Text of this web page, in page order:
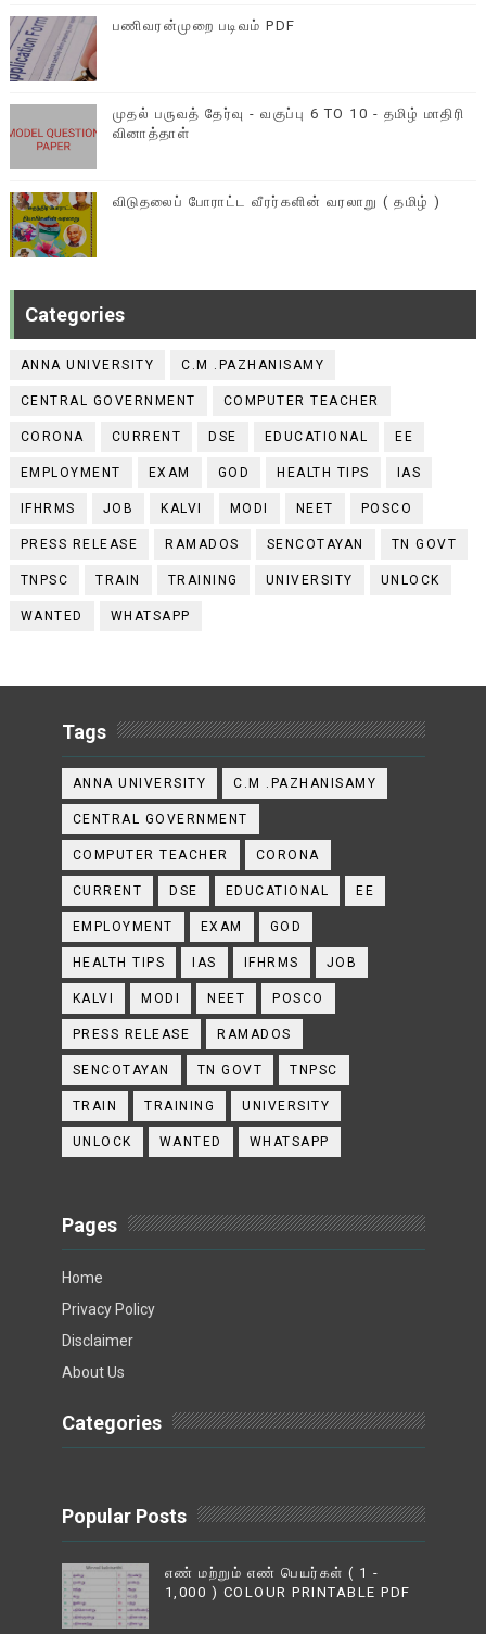
பணிவரன்முறை படிவம் PDF
முதல் பருவத் தேர்வு - வகுப்பு 6 TO 10 - தமிழ் மாதிரி
வினாத்தாள்
விடுதலைப் போராட்ட வீரர்களின் வரலாறு ( தமிழ் )
Categories
ANNA UNIVERSITY C.M .PAZHANISAMY
CENTRAL GOVERNMENT COMPUTER TEACHER
CORONA CURRENT DSE EDUCATIONAL EE
EMPLOYMENT EXAM GOD HEALTH TIPS IAS
IFHRMS JOB KALVI MODI NEET POSCO
PRESS RELEASE RAMADOS SENCOTAYAN TN GOVT
TNPSC TRAIN TRAINING UNIVERSITY UNLOCK
WANTED WHATSAPP
Tags
ANNA UNIVERSITY C.M .PAZHANISAMY
CENTRAL GOVERNMENT
COMPUTER TEACHER CORONA
CURRENT DSE EDUCATIONAL EE
EMPLOYMENT EXAM GOD
HEALTH TIPS IAS IFHRMS JOB
KALVI MODI NEET POSCO
PRESS RELEASE RAMADOS
SENCOTAYAN TN GOVT TNPSC
TRAIN TRAINING UNIVERSITY
UNLOCK WANTED WHATSAPP
Pages
Home
Privacy Policy
Disclaimer
About Us
Categories
Popular Posts
எண் மற்றும் எண் பெயர்கள் ( 1 -
1,000 ) COLOUR PRINTABLE PDF